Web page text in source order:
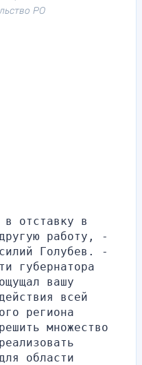
РО
отставку в
работу, -
Голубев. -
губернатора
вашу
всей
региона
множество
области